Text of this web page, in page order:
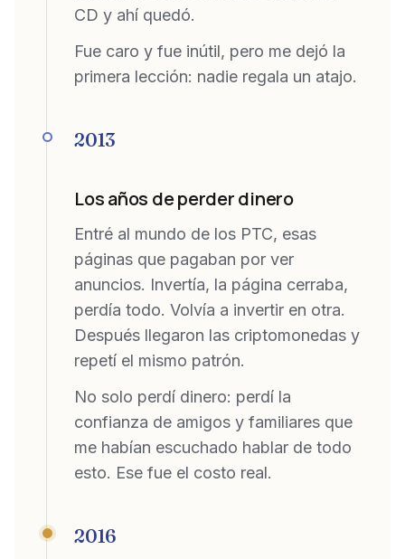
CD y ahí quedó.
Fue caro y fue inútil, pero me dejó la
primera lección: nadie regala un atajo.
2013
Los años de perder dinero
Entré al mundo de los PTC, esas
páginas que pagaban por ver
anuncios. Invertía, la página cerraba,
perdía todo. Volvía a invertir en otra.
Después llegaron las criptomonedas y
repetí el mismo patrón.
No solo perdí dinero: perdí la
confianza de amigos y familiares que
me habían escuchado hablar de todo
esto. Ese fue el costo real.
2016